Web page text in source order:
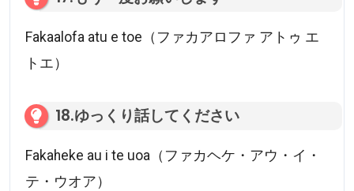
Fakaalofa atu e toe（ファカアロファ アトゥ エ
トエ）
18.ゆっくり話してください
Fakaheke au i te uoa（ファカヘケ・アウ・イ・
テ・ウオア）